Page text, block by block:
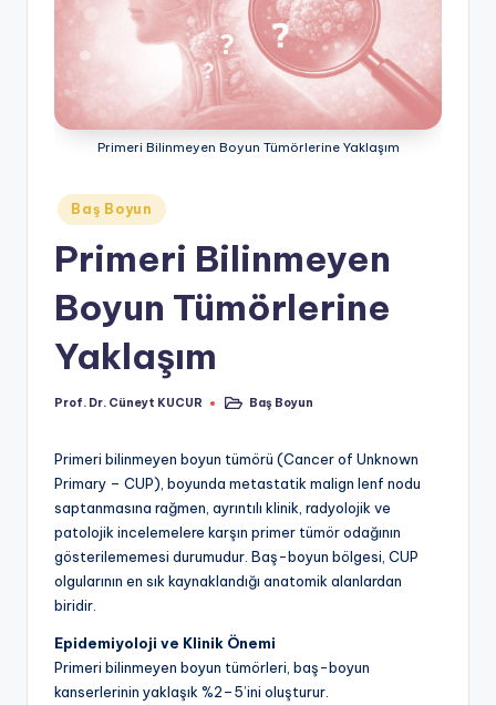
U
C
U
R
Primeri Bilinmeyen Boyun Tümörlerine Yaklaşım
Posted
in
Baş Boyun
Primeri Bilinmeyen
Boyun Tümörlerine
Yaklaşım
Posted
Prof. Dr. Cüneyt KUCUR
PostedBaş Boyun
Primeri bilinmeyen boyun tümörü (Cancer of Unknown
Primary – CUP), boyunda metastatik malign lenf nodu
saptanmasına rağmen, ayrıntılı klinik, radyolojik ve
patolojik incelemelere karşın primer tümör odağının
gösterilememesi durumudur. Baş-boyun bölgesi, CUP
olgularının en sık kaynaklandığı anatomik alanlardan
biridir.
Epidemiyoloji ve Klinik Önemi
Primeri bilinmeyen boyun tümörleri, baş-boyun
kanserlerinin yaklaşık %2–5’ini oluşturur.